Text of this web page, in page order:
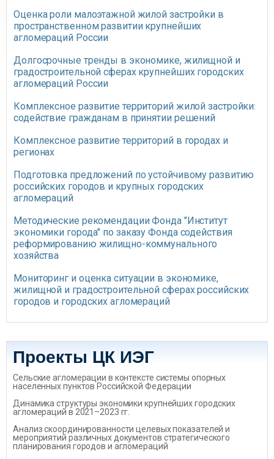
Оценка роли малоэтажной жилой застройки в
пространственном развитии крупнейших
агломераций России
Долгосрочные тренды в экономике, жилищной и
градостроительной сферах крупнейших городских
агломераций России
Комплексное развитие территорий жилой застройки:
содействие гражданам в принятии решений
Комплексное развитие территорий в городах и
регионах
Подготовка предложений по устойчивому развитию
российских городов и крупных городских
агломераций
Методические рекомендации Фонда "Институт
экономики города" по заказу Фонда содействия
реформированию жилищно-коммунального
хозяйства
Мониторинг и оценка ситуации в экономике,
жилищной и градостроительной сферах российских
городов и городских агломераций
Проекты ЦК ИЭГ
Сельские агломерации в контексте системы опорных
населенных пунктов Российской Федерации
Динамика структуры экономики крупнейших городских
агломераций в 2021–2023 гг.
Анализ скоординированности целевых показателей и
мероприятий различных документов стратегического
планирования городов и агломераций